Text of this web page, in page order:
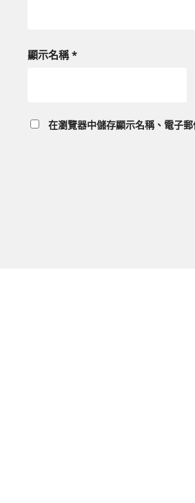
顯示名稱*
在瀏覽器中儲存顯示名稱、電子